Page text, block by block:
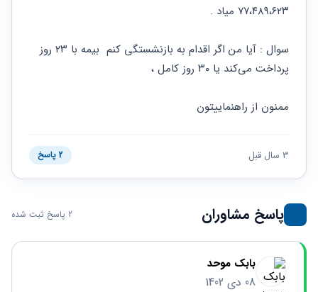
طلاق
مهریه
حقوقی
حقوقی
سازی
سایت
ثبت
۷۷،۴۸۹،۶۲۳ میاد .
پرداخت می‌کند یا ۳۰ روز کامل ،
ممنون از راهنماییتون
3 سال قبل 2 پاسخ
پاسخ مشاوران 2 پاسخ ثبت شده
بابک موحد
08 دی 1402